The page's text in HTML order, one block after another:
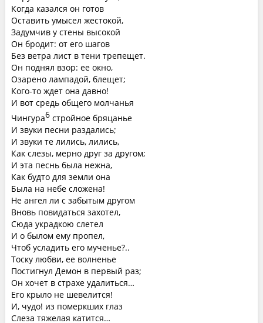
Когда казался он готов
Оставить умысел жестокой,
Задумчив у стены высокой
Он бродит: от его шагов
Без ветра лист в тени трепещет.
Он поднял взор: ее окно,
Озарено лампадой, блещет;
Кого-то ждет она давно!
И вот средь общего молчанья
Чингура6стройное бряцанье
И звуки песни раздались;
И звуки те лились, лились,
Как слезы, мерно друг за другом;
И эта песнь была нежна,
Как будто для земли она
Была на небе сложена!
Не ангел ли с забытым другом
Вновь повидаться захотел,
Сюда украдкою слетел
И о былом ему пропел,
Чтоб усладить его мученье?..
Тоску любви, ее волненье
Постигнул Демон в первый раз;
Он хочет в страхе удалиться…
Его крыло не шевелится!
И, чудо! из померкших глаз
Слеза тяжелая катится…